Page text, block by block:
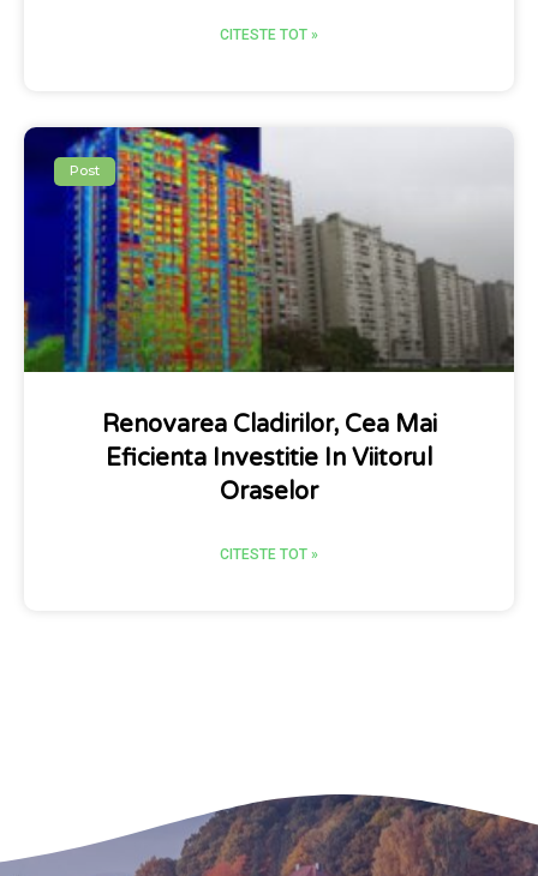
CITESTE TOT »
Post
Renovarea Cladirilor, Cea Mai
Eficienta Investitie In Viitorul
Oraselor
CITESTE TOT »